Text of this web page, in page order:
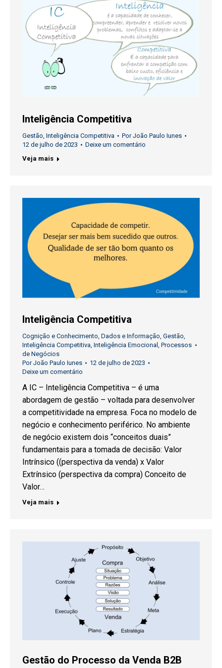
Inteligência Competitiva
Gestão Inteligência Competitiva PorJoão Paulo Iunes
12 de julho de 2023
Deixe um comentário
Veja mais
Inteligência Competitiva
Cognição e Conhecimento Dados e Informação Gestão
Inteligência Competitiva Inteligência Emocional Processos
de Negócios
PorJoão Paulo Iunes
12 de julho de 2023
Deixe um comentário
A IC – Inteligência Competitiva – é uma
abordagem de gestão – voltada para desenvolver
a competitividade na empresa. Foca no modelo de
negócio e conhecimento periférico. No ambiente
de negócio existem dois “conceitos duais”
fundamentais para a tomada de decisão: Valor
Intrínsico ((perspectiva da venda) x Valor
Extrínsico (perspectiva da compra) Conceito de
Valor…
Veja mais
Gestão do Processo da Venda B2B